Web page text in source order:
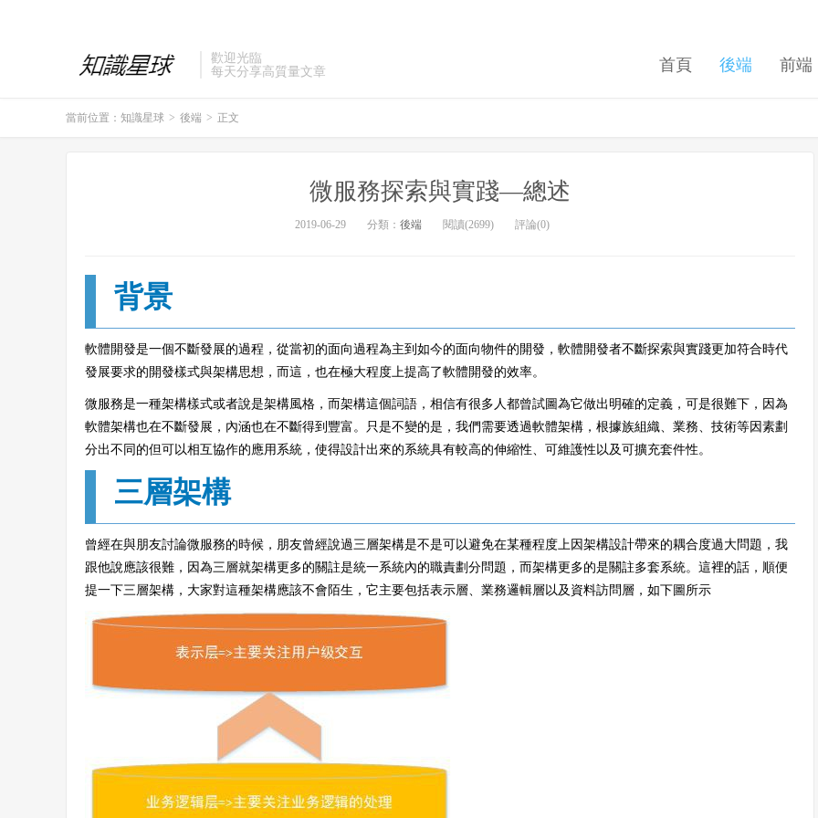
歡迎光臨
每天分享高質量文章
首頁 後端 前端
當前位置： 知識星球 > 後端 > 正文
微服務探索與實踐—總述
2019-06-29 分類： 後端 閱讀(2699) 評論(0)
背景
軟體開發是一個不斷發展的過程，從當初的面向過程為主到如今的面向物件的開發，軟體開發者不斷探索與實踐更加符合時代
發展要求的開發樣式與架構思想，而這，也在極大程度上提高了軟體開發的效率。
微服務是一種架構樣式或者說是架構風格，而架構這個詞語，相信有很多人都曾試圖為它做出明確的定義，可是很難下，因為
軟體架構也在不斷發展，內涵也在不斷得到豐富。只是不變的是，我們需要透過軟體架構，根據族組織、業務、技術等因素劃
分出不同的但可以相互協作的應用系統，使得設計出來的系統具有較高的伸縮性、可維護性以及可擴充套件性。
三層架構
曾經在與朋友討論微服務的時候，朋友曾經說過三層架構是不是可以避免在某種程度上因架構設計帶來的耦合度過大問題，我
跟他說應該很難，因為三層就架構更多的關註是統一系統內的職責劃分問題，而架構更多的是關註多套系統。這裡的話，順便
提一下三層架構，大家對這種架構應該不會陌生，它主要包括表示層、業務邏輯層以及資料訪問層，如下圖所示